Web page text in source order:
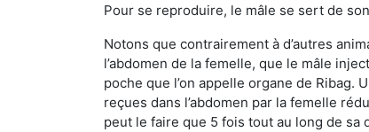
Pour se reproduire, le mâle se sert de
Notons que contrairement à d’autres
l’abdomen de la femelle, que le mâle
poche que l’on appelle organe de
reçues dans l’abdomen par la femelle
peut le faire que 5 fois tout au long de sa